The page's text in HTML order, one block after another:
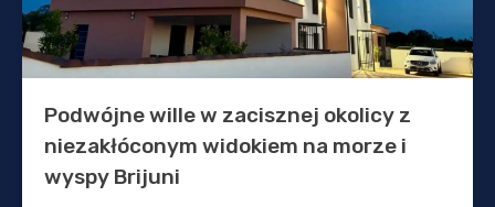
Podwójne wille w zacisznej okolicy z
niezakłóconym widokiem na morze i
wyspy Brijuni